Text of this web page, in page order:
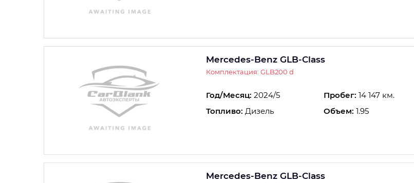
Mercedes-Benz GLB-Class
Комплектация: GLB200 d
Год/Месяц: 2024/5 Пробег: 14 147 км.
Топливо: Дизель Объем: 1.95
Mercedes-Benz GLB-Class